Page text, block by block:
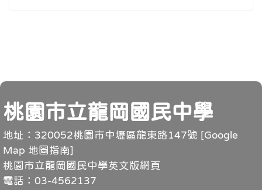
頁尾
桃園市立龍岡國民中學
地址：320052桃園市中壢區龍東路147號 [Google
Map 地圖指南]
桃園市立龍岡國民中學英文版網頁
電話：03-4562137